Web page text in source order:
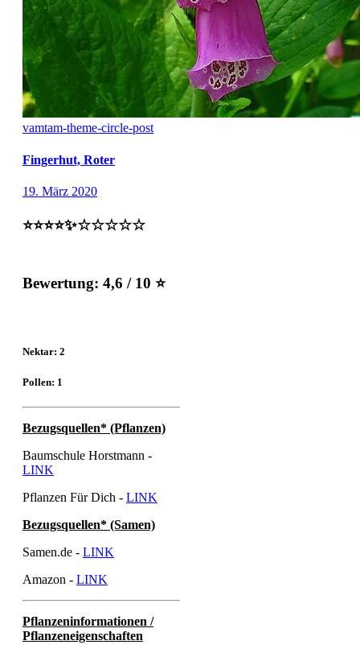
vamtam-theme-circle-post
Fingerhut, Roter
19. März 2020
⭐️⭐️⭐️⭐️✨☆☆☆☆☆
Bewertung: 4,6 / 10 ⭐
Nektar: 2
Pollen: 1
Bezugsquellen* (Pflanzen)
Baumschule Horstmann -
LINK
Pflanzen Für Dich - LINK
Bezugsquellen* (Samen)
Samen.de - LINK
Amazon - LINK
Pflanzeninformationen /
Pflanzeneigenschaften